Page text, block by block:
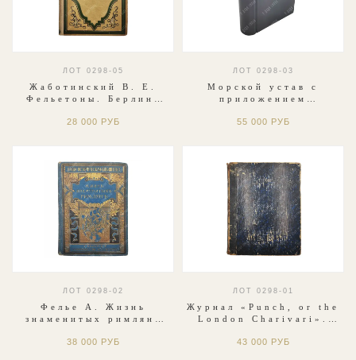
ЛОТ 0298-05
Жаботинский В. Е.
Фельетоны. Берлин:
Зальцман, 1922.
28 000 РУБ
ЛОТ 0298-03
Морской устав с
приложением
вахтенному
55 000 РУБ
ЛОТ 0298-02
Фелье А. Жизнь
знаменитых римлян,
Плутарху. Т-ва М. О.
38 000 РУБ
ЛОТ 0298-01
Журнал «Punch, or the
London Charivari».
Лондон, 1876.
43 000 РУБ